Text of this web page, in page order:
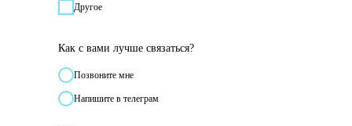
Другое
Как с вами лучше связаться?
Позвонитe мне
Напишите в телеграм